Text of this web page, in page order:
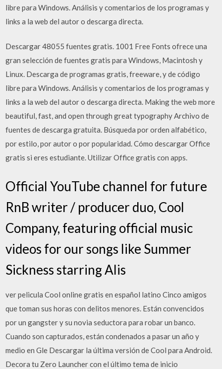
libre para Windows. Análisis y comentarios de los programas y
links a la web del autor o descarga directa.
Descargar 48055 fuentes gratis. 1001 Free Fonts ofrece una
gran selección de fuentes gratis para Windows, Macintosh y
Linux. Descarga de programas gratis, freeware, y de código
libre para Windows. Análisis y comentarios de los programas y
links a la web del autor o descarga directa. Making the web more
beautiful, fast, and open through great typography Archivo de
fuentes de descarga gratuita. Búsqueda por orden alfabético,
por estilo, por autor o por popularidad. Cómo descargar Office
gratis si eres estudiante. Utilizar Office gratis con apps.
Official YouTube channel for future
RnB writer / producer duo, Cool
Company, featuring official music
videos for our songs like Summer
Sickness starring Alis
ver pelicula Cool online gratis en español latino Cinco amigos
que toman sus horas con delitos menores. Están convencidos
por un gangster y su novia seductora para robar un banco.
Cuando son capturados, están condenados a pasar un año y
medio en Gle Descargar la última versión de Cool para Android.
Decora tu Zero Launcher con el último tema de inicio